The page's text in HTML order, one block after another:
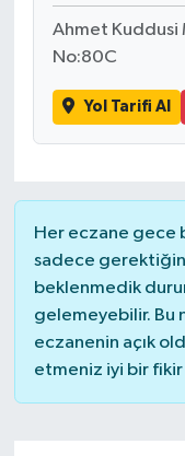
Ahmet Kuddusi
No:80C
Yol Tarifi Al
Her eczane gece
sadece
beklenmedik
gelemeyebilir. Bu
eczanenin açık
etmeniz iyi bir fikir